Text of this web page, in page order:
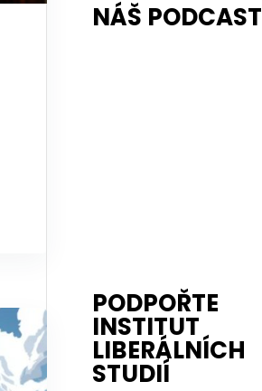
NÁŠ PODCAST
PODPOŘTE
INSTITUT
LIBERÁLNÍCH
STUDIÍ